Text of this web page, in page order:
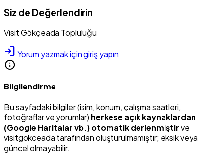
Siz de Değerlendirin
Visit Gökçeada Topluluğu
login Yorum yazmak için giriş yapın
info
Bilgilendirme
Bu sayfadaki bilgiler (isim, konum, çalışma saatleri,
fotoğraflar ve yorumlar) herkese açık kaynaklardan
(Google Haritalar vb.) otomatik derlenmiştirve
visitgokceada tarafından oluşturulmamıştır; eksik veya
güncel olmayabilir.